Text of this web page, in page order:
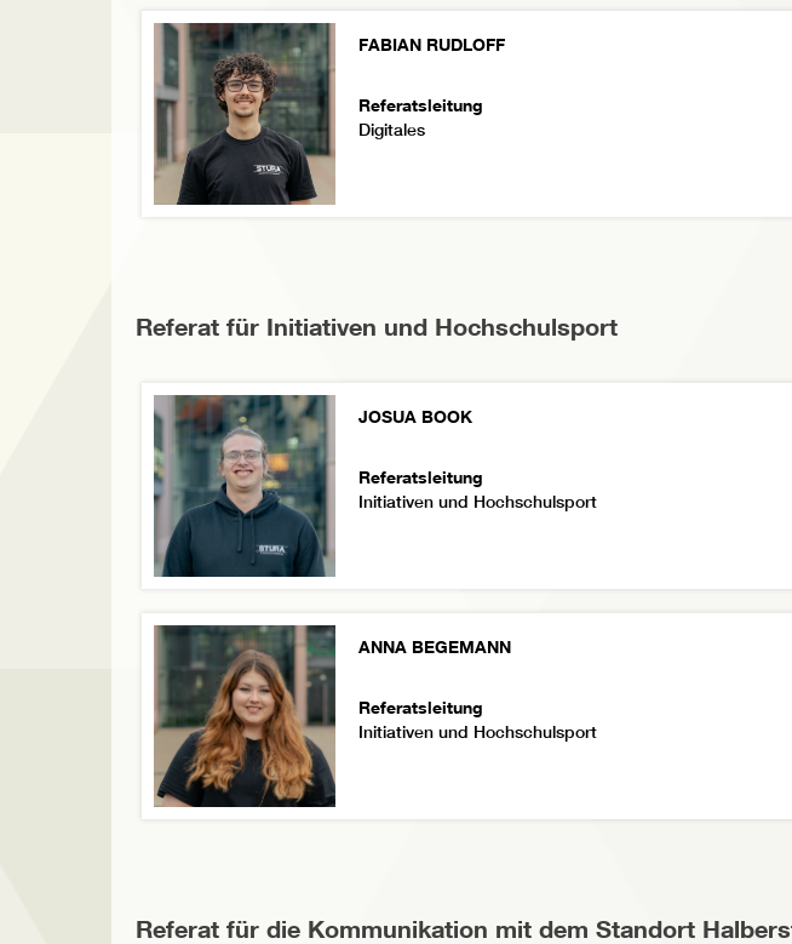
FABIAN RUDLOFF
Referatsleitung
Digitales
Referat für Initiativen und Hochschulsport
JOSUA BOOK
Referatsleitung
Initiativen und Hochschulsport
ANNA BEGEMANN
Referatsleitung
Initiativen und Hochschulsport
Referat für die Kommunikation mit dem Standort